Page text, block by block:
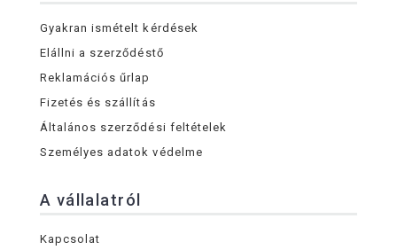
Gyakran ismételt kérdések
Elállni a szerződéstő
Reklamációs űrlap
Fizetés és szállítás
Általános szerződési feltételek
Személyes adatok védelme
A vállalatról
Kapcsolat